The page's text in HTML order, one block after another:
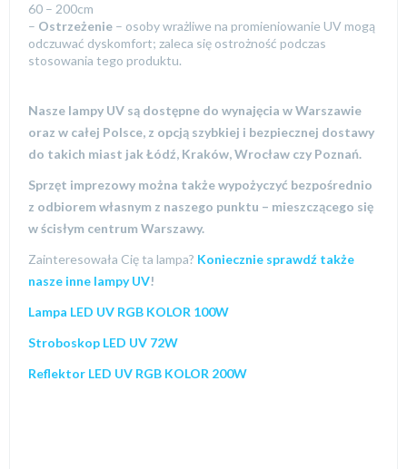
60 – 200cm
– Ostrzeżenie – osoby wrażliwe na promieniowanie UV mogą
odczuwać dyskomfort; zaleca się ostrożność podczas
stosowania tego produktu.
Nasze lampy UV są dostępne do wynajęcia w Warszawie
oraz w całej Polsce, z opcją szybkiej i bezpiecznej dostawy
do takich miast jak Łódź, Kraków, Wrocław czy Poznań.
Sprzęt imprezowy można także wypożyczyć bezpośrednio
z odbiorem własnym z naszego punktu – mieszczącego się
w ścisłym centrum Warszawy.
Zainteresowała Cię ta lampa? Koniecznie sprawdź także
nasze inne lampy UV!
Lampa LED UV RGB KOLOR 100W
Stroboskop LED UV 72W
Reflektor LED UV RGB KOLOR 200W